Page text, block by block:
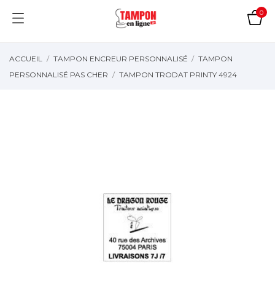
0
ACCUEIL TAMPON ENCREUR PERSONNALISÉ
TAMPON
PERSONNALISÉ PAS CHER
TAMPON TRODAT PRINTY 4924